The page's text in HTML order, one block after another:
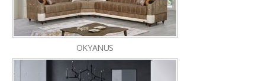
OKYANUS